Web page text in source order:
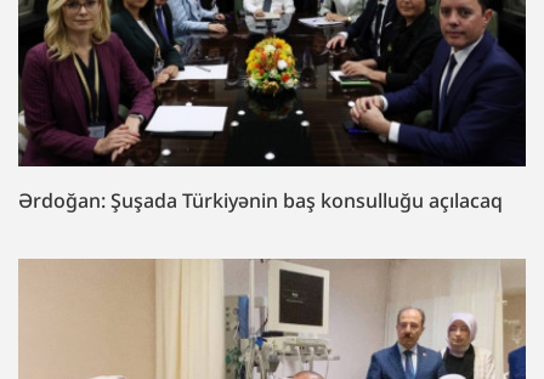
Ərdoğan: Şuşada Türkiyənin baş konsulluğu açılacaq